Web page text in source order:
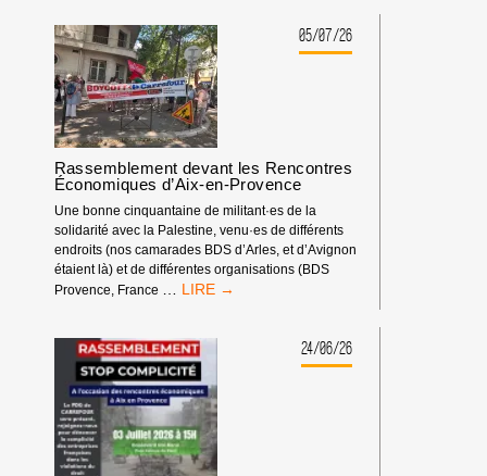
05/07/26
Rassemblement devant les Rencontres
Économiques d’Aix-en-Provence
Une bonne cinquantaine de militant·es de la
solidarité avec la Palestine, venu·es de différents
endroits (nos camarades BDS d’Arles, et d’Avignon
étaient là) et de différentes organisations (BDS
Provence, France
RASSEMBLEMENT
RENCONTRES
ÉCONOMIQUES
D’AIX-
EN-
PROVENCE
24/06/26